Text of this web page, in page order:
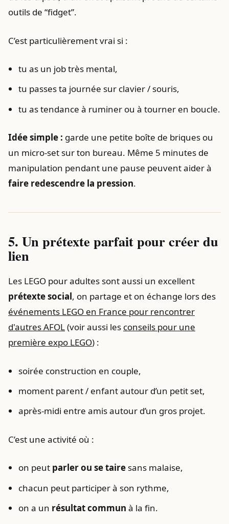
outils de “fidget”.
C’est particulièrement vrai si :
tu as un job très mental,
tu passes ta journée sur clavier / souris,
tu as tendance à ruminer ou à tourner en boucle.
Idée simple : garde une petite boîte de briques ou
un micro-set sur ton bureau. Même 5 minutes de
manipulation pendant une pause peuvent aider à
faire redescendre la pression.
5. Un prétexte parfait pour créer du
lien
Les LEGO pour adultes sont aussi un excellent
prétexte social, on partage et on échange lors des
événements LEGO en France pour rencontrer
d'autres AFOL(voir aussi les conseils pour une
première expo LEGO) :
soirée construction en couple,
moment parent / enfant autour d’un petit set,
après-midi entre amis autour d’un gros projet.
C’est une activité où :
on peut parler ou se taire sans malaise,
chacun peut participer à son rythme,
on a un résultat commun à la fin.